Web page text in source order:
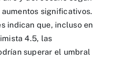
aumentos significativos.
indican que, incluso en
4.5, las
superar el umbral